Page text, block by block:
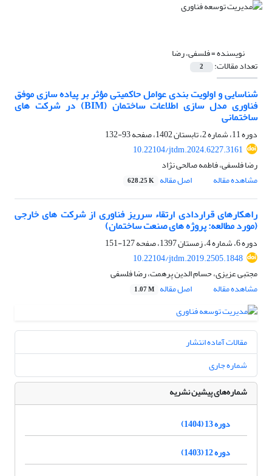
نویسنده =فلسفی، رضا
تعداد مقالات: 2
شناسایی و اولویت بندی عوامل حاکمیتی مؤثر بر پیاده سازی موفق
فناوری مدل سازی اطلاعات ساختمان (BIM) در شرکت های
ساختمانی
دوره 11، شماره 2، تابستان 1402، صفحه
93-132
10.22104/jtdm.2024.6227.3161
رضا فلسفی، فاطمه صالحی نژاد
مشاهده مقاله
اصل مقاله 628.25 K
راهکارهای قراردادی ارتقاء سرریز فناوری از شرکت های خارجی
(مورد مطالعه: پروژه های صنعت ساختمان)
دوره 6، شماره 4، زمستان 1397، صفحه
127-151
10.22104/jtdm.2019.2505.1848
مجتبی عزیزی، حسام الدین پرهمت، رضا فلسفی
مشاهده مقاله
اصل مقاله 1.07 M
مقالات آماده انتشار
شماره جاری
شماره‌های پیشین نشریه
دوره 13 (1404)
دوره 12 (1403)